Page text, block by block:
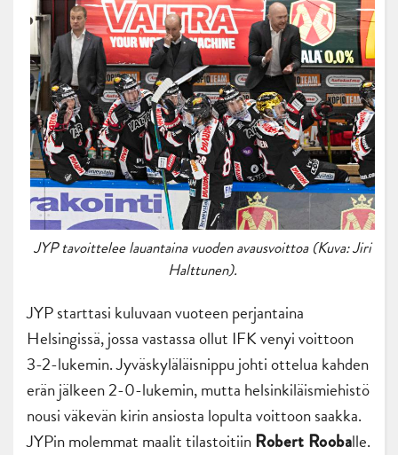
JYP tavoittelee lauantaina vuoden avausvoittoa (Kuva: Jiri
Halttunen).
JYP starttasi kuluvaan vuoteen perjantaina
Helsingissä, jossa vastassa ollut IFK venyi voittoon
3-2-lukemin. Jyväskyläläisnippu johti ottelua kahden
erän jälkeen 2-0-lukemin, mutta helsinkiläismiehistö
nousi väkevän kirin ansiosta lopulta voittoon saakka.
JYPin molemmat maalit tilastoitiinRobert Rooballe.